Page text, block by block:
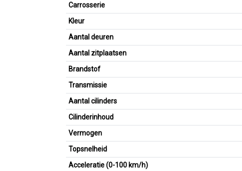
Carrosserie
Kleur
Aantal deuren
Aantal zitplaatsen
Brandstof
Transmissie
Aantal cilinders
Cilinderinhoud
Vermogen
Topsnelheid
Acceleratie (0-100 km/h)